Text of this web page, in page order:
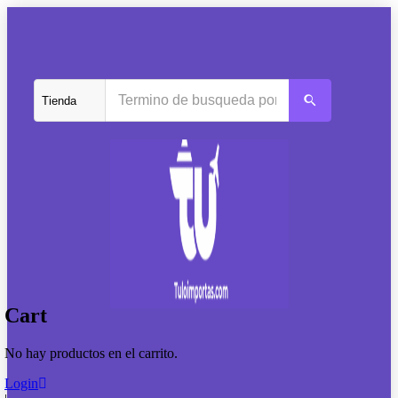
Cart
No hay productos en el carrito.
Login